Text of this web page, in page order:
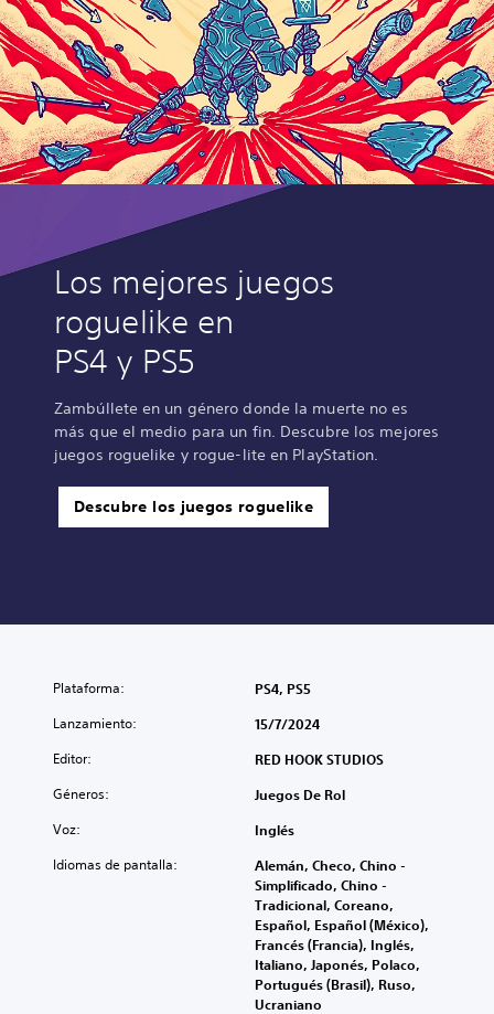
Los mejores juegos
roguelike en
PS4 y PS5
Zambúllete en un género donde la muerte no es
más que el medio para un fin. Descubre los mejores
juegos roguelike y rogue-lite en PlayStation.
Descubre los juegos roguelike
Plataforma: PS4, PS5
Lanzamiento: 15/7/2024
Editor: RED HOOK STUDIOS
Géneros: Juegos De Rol
Voz: Inglés
Idiomas de pantalla:
Alemán, Checo, Chino -
Simplificado, Chino -
Tradicional, Coreano,
Español, Español (México),
Francés (Francia), Inglés,
Italiano, Japonés, Polaco,
Portugués (Brasil), Ruso,
Ucraniano